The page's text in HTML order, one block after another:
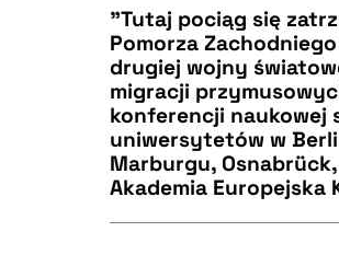
BIBTEX
CZYSTY TEKST
BIBTEX
"Tutaj pociąg się
Pomorza
drugiej wojny
migracji
konferencji naukowej
uniwersytetów w
Marburgu,
Akademia Europejska